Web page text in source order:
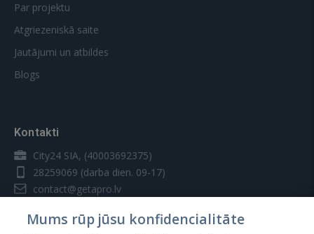
Par projektu
Atgriezeniskā saite
Jautājumi un atbildes
Blogs
Kontakti
City24 SIA, (40003692375)
28259069 (darba dien. 09-17)
contact@getapro.lv
Mums rūp jūsu konfidencialitāte